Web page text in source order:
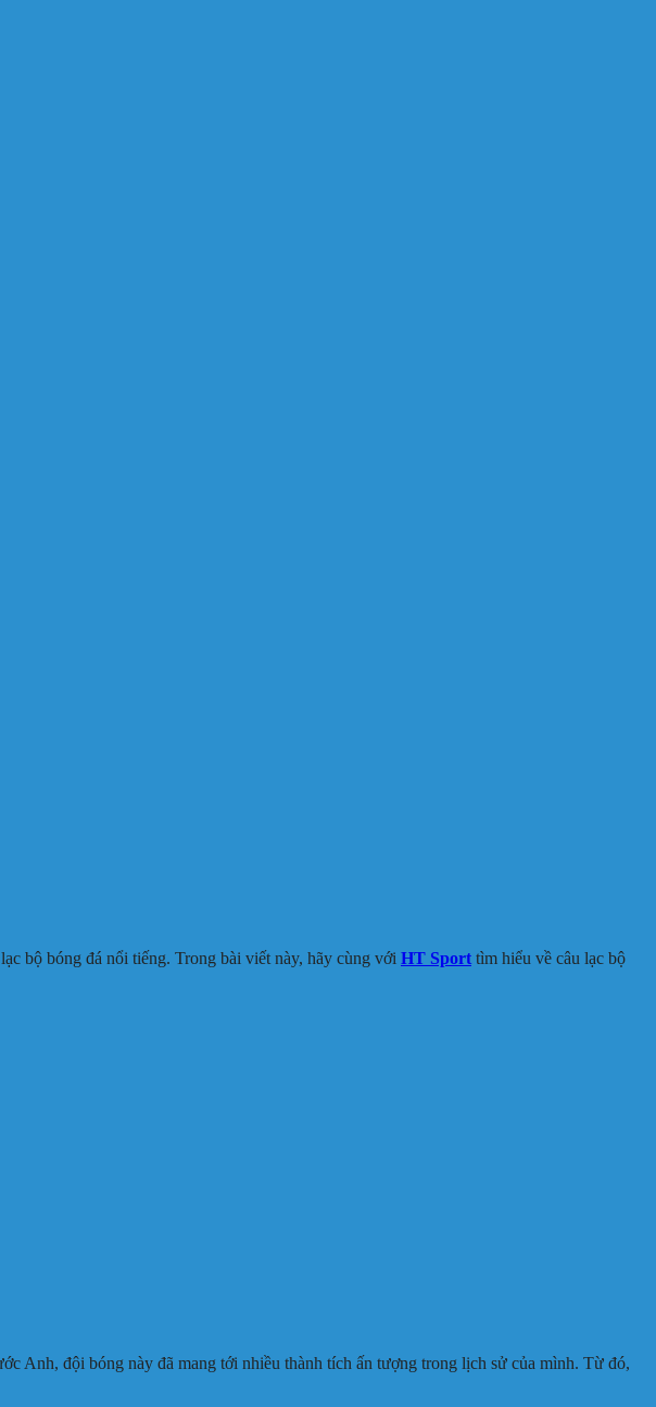
bộ bóng đá nổi tiếng. Trong bài viết này, hãy cùng với HT Sport tìm hiểu về câu lạc bộ
Anh, đội bóng này đã mang tới nhiều thành tích ấn tượng trong lịch sử của mình. Từ đó,